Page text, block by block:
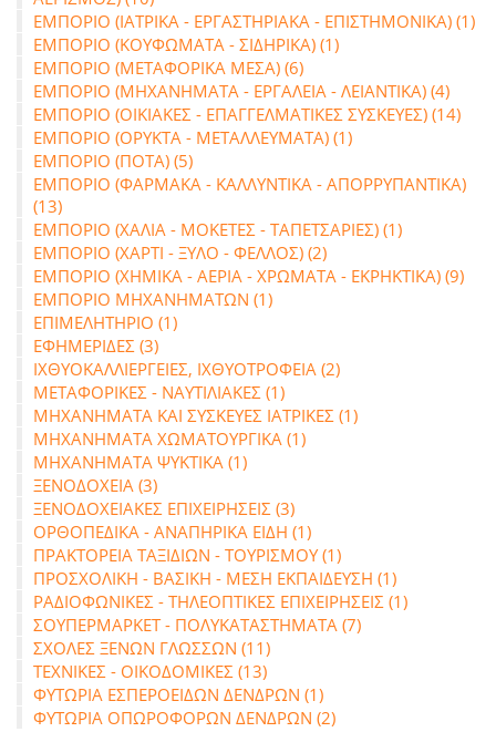
ΕΜΠΟΡΙΟ (ΙΑΤΡΙΚΑ - ΕΡΓΑΣΤΗΡΙΑΚΑ - ΕΠΙΣΤΗΜΟΝΙΚΑ) (1)
ΕΜΠΟΡΙΟ (ΚΟΥΦΩΜΑΤΑ - ΣΙΔΗΡΙΚΑ) (1)
ΕΜΠΟΡΙΟ (ΜΕΤΑΦΟΡΙΚΑ ΜΕΣΑ) (6)
ΕΜΠΟΡΙΟ (ΜΗΧΑΝΗΜΑΤΑ - ΕΡΓΑΛΕΙΑ - ΛΕΙΑΝΤΙΚΑ) (4)
ΕΜΠΟΡΙΟ (ΟΙΚΙΑΚΕΣ - ΕΠΑΓΓΕΛΜΑΤΙΚΕΣ ΣΥΣΚΕΥΕΣ) (14)
ΕΜΠΟΡΙΟ (ΟΡΥΚΤΑ - ΜΕΤΑΛΛΕΥΜΑΤΑ) (1)
ΕΜΠΟΡΙΟ (ΠΟΤΑ) (5)
ΕΜΠΟΡΙΟ (ΦΑΡΜΑΚΑ - ΚΑΛΛΥΝΤΙΚΑ - ΑΠΟΡΡΥΠΑΝΤΙΚΑ)
(13)
ΕΜΠΟΡΙΟ (ΧΑΛΙΑ - ΜΟΚΕΤΕΣ - ΤΑΠΕΤΣΑΡΙΕΣ) (1)
ΕΜΠΟΡΙΟ (ΧΑΡΤΙ - ΞΥΛΟ - ΦΕΛΛΟΣ) (2)
ΕΜΠΟΡΙΟ (ΧΗΜΙΚΑ - ΑΕΡΙΑ - ΧΡΩΜΑΤΑ - ΕΚΡΗΚΤΙΚΑ) (9)
ΕΜΠΟΡΙΟ ΜΗΧΑΝΗΜΑΤΩΝ (1)
ΕΠΙΜΕΛΗΤΗΡΙΟ (1)
ΕΦΗΜΕΡΙΔΕΣ (3)
ΙΧΘΥΟΚΑΛΛΙΕΡΓΕΙΕΣ, ΙΧΘΥΟΤΡΟΦΕΙΑ (2)
ΜΕΤΑΦΟΡΙΚΕΣ - ΝΑΥΤΙΛΙΑΚΕΣ (1)
ΜΗΧΑΝΗΜΑΤΑ ΚΑΙ ΣΥΣΚΕΥΕΣ ΙΑΤΡΙΚΕΣ (1)
ΜΗΧΑΝΗΜΑΤΑ ΧΩΜΑΤΟΥΡΓΙΚΑ (1)
ΜΗΧΑΝΗΜΑΤΑ ΨΥΚΤΙΚΑ (1)
ΞΕΝΟΔΟΧΕΙΑ (3)
ΞΕΝΟΔΟΧΕΙΑΚΕΣ ΕΠΙΧΕΙΡΗΣΕΙΣ (3)
ΟΡΘΟΠΕΔΙΚΑ - ΑΝΑΠΗΡΙΚΑ ΕΙΔΗ (1)
ΠΡΑΚΤΟΡΕΙΑ ΤΑΞΙΔΙΩΝ - ΤΟΥΡΙΣΜΟΥ (1)
ΠΡΟΣΧΟΛΙΚΗ - ΒΑΣΙΚΗ - ΜΕΣΗ ΕΚΠΑΙΔΕΥΣΗ (1)
ΡΑΔΙΟΦΩΝΙΚΕΣ - ΤΗΛΕΟΠΤΙΚΕΣ ΕΠΙΧΕΙΡΗΣΕΙΣ (1)
ΣΟΥΠΕΡΜΑΡΚΕΤ - ΠΟΛΥΚΑΤΑΣΤΗΜΑΤΑ (7)
ΣΧΟΛΕΣ ΞΕΝΩΝ ΓΛΩΣΣΩΝ (11)
ΤΕΧΝΙΚΕΣ - ΟΙΚΟΔΟΜΙΚΕΣ (13)
ΦΥΤΩΡΙΑ ΕΣΠΕΡΟΕΙΔΩΝ ΔΕΝΔΡΩΝ (1)
ΦΥΤΩΡΙΑ ΟΠΩΡΟΦΟΡΩΝ ΔΕΝΔΡΩΝ (2)